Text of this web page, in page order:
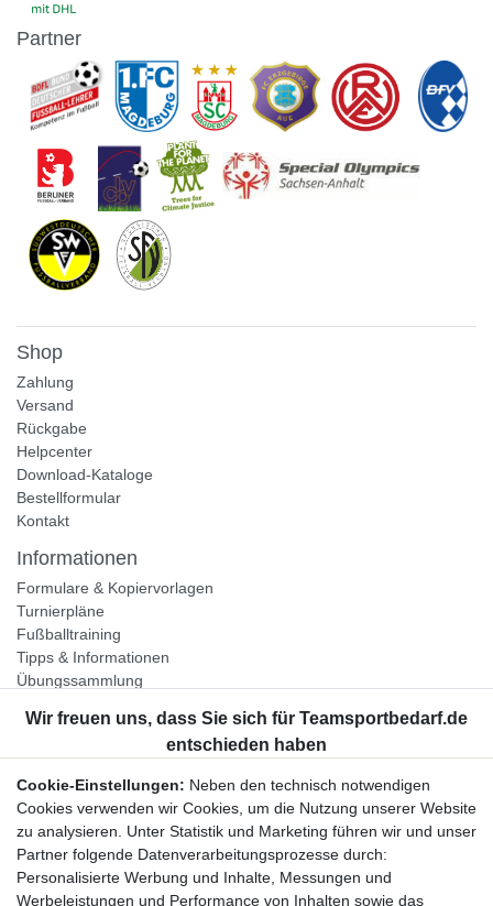
Partner
Shop
Zahlung
Versand
Rückgabe
Helpcenter
Download-Kataloge
Bestellformular
Kontakt
Informationen
Formulare & Kopiervorlagen
Turnierpläne
Fußballtraining
Tipps & Informationen
Übungssammlung
Unternehmen
Widerrufsrecht
Bestellung widerrufen
Datenschutzerklärung
AGB
Cookie-Einstellungen: Neben den technisch notwendigen
Cookies verwenden wir Cookies, um die Nutzung unserer Website
zu analysieren. Unter Statistik und Marketing führen wir und unser
Partner folgende Datenverarbeitungsprozesse durch:
Personalisierte Werbung und Inhalte, Messungen und
Werbeleistungen und Performance von Inhalten sowie das